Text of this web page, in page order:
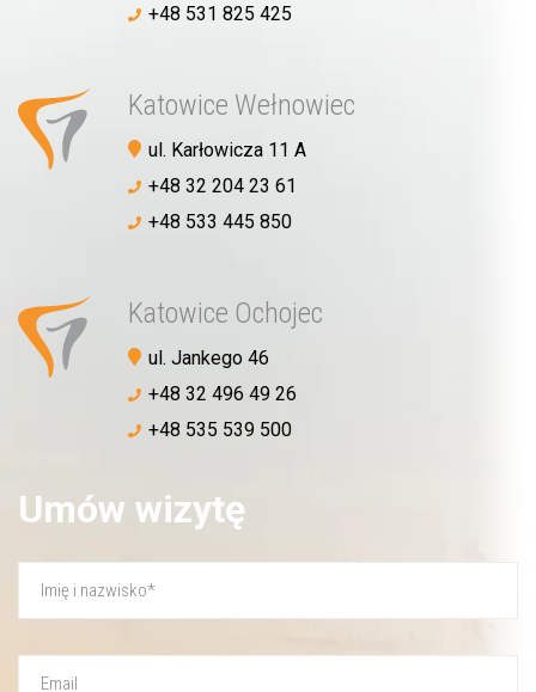
+48 531 825 425
Katowice Wełnowiec
ul. Karłowicza 11 A
+48 32 204 23 61
+48 533 445 850
Katowice Ochojec
ul. Jankego 46
+48 32 496 49 26
+48 535 539 500
Umów wizytę
Akceptujępolitykę prywatności